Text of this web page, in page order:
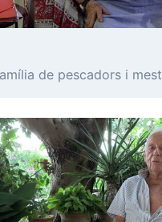
de pescadors i